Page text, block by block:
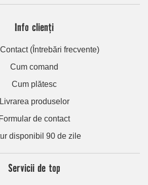
Info clienți
(Întrebări frecvente)
Cum comand
Cum plătesc
Livrarea produselor
Formular de contact
disponibil 90 de zile
Servicii de top